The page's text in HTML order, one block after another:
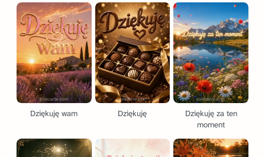
Dziękuję wam Dziękuję
Dziękuję za ten
moment